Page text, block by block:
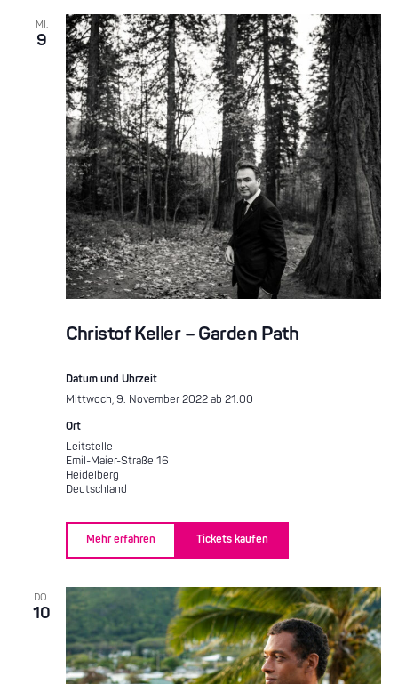
MI.
9
Christof Keller – Garden Path
Datum und Uhrzeit
Mittwoch, 9. November 2022 ab 21:00
Ort
Leitstelle
Emil-Maier-Straße 16
Heidelberg
Deutschland
Mehr erfahren Tickets kaufen
DO.
10